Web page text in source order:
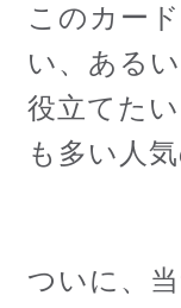
このカー
い、ある
役立てた
も多い人
ついに、